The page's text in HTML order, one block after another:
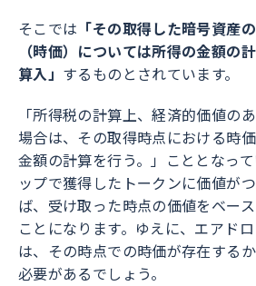
そこでは 「その取得した暗号資産
（時価）については所得の金額の
算入」 するものとされています。
「所得税の計算上、経済的価値の
場合は、その取得時点における時
金額の計算を行う。」こととなっ
ップで獲得したトークンに価値が
ば、受け取った時点の価値をベー
ことになります。ゆえに、エアド
は、その時点での時価が存在する
必要があるでしょう。